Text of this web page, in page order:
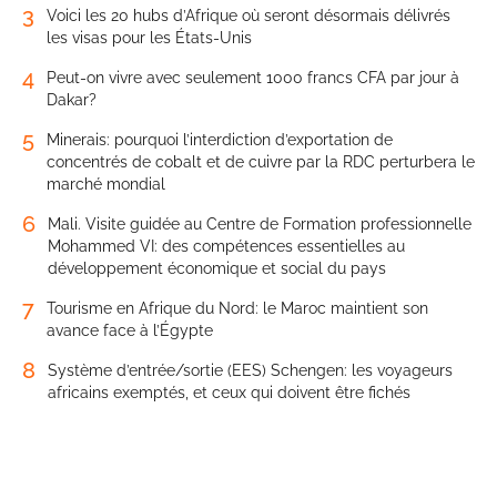
3
Voici les 20 hubs d’Afrique où seront désormais délivrés
les visas pour les États-Unis
4
Peut-on vivre avec seulement 1000 francs CFA par jour à
Dakar?
5
Minerais: pourquoi l’interdiction d’exportation de
concentrés de cobalt et de cuivre par la RDC perturbera le
marché mondial
6
Mali. Visite guidée au Centre de Formation professionnelle
Mohammed VI: des compétences essentielles au
développement économique et social du pays
7
Tourisme en Afrique du Nord: le Maroc maintient son
avance face à l’Égypte
8
Système d’entrée/sortie (EES) Schengen: les voyageurs
africains exemptés, et ceux qui doivent être fichés